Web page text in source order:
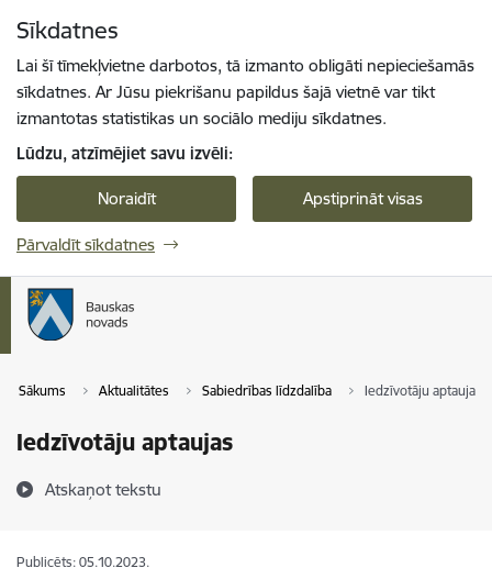
Sīkdatnes
Lai šī tīmekļvietne darbotos, tā izmanto obligāti nepieciešamās
sīkdatnes. Ar Jūsu piekrišanu papildus šajā vietnē var tikt
izmantotas statistikas un sociālo mediju sīkdatnes.
Lūdzu, atzīmējiet savu izvēli:
Noraidīt Apstiprināt visas
Pārvaldīt sīkdatnes
Sākums Aktualitātes Sabiedrības līdzdalība Iedzīvotāju aptaujas
Iedzīvotāju aptaujas
Atskaņot tekstu
Publicēts: 05.10.2023.